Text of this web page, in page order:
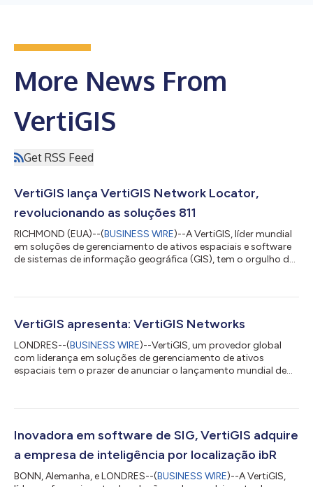
More News From
VertiGIS
Get RSS Feed
VertiGIS lança VertiGIS Network Locator,
revolucionando as soluções 811
RICHMOND (EUA)--(BUSINESS WIRE)--A VertiGIS, líder mundial
em soluções de gerenciamento de ativos espaciais e software
de sistemas de informação geográfica (GIS), tem o orgulho de
inovadora de localização para serviços públicos subterrâneos
de respostas 811, Call-Before-You-Dig e One-Call com
eficiência e precisão. O Ve...
VertiGIS apresenta: VertiGIS Networks
LONDRES--(BUSINESS WIRE)--VertiGIS, um provedor global
com liderança em soluções de gerenciamento de ativos
espaciais tem o prazer de anunciar o lançamento mundial de
VertiGIS Networks, as concessionárias poderão visualizar,
modernos. Esri, a líder de mercado global em software de
Inovadora em software de SIG, VertiGIS adquire
a empresa de inteligência por localização ibR
BONN, Alemanha, e LONDRES--(BUSINESS WIRE)--A VertiGIS,